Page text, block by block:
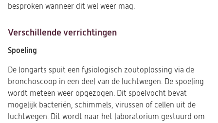
besproken wanneer dit wel weer mag.
Verschillende verrichtingen
Spoeling
De longarts spuit een fysiologisch zoutoplossing via de
bronchoscoop in een deel van de luchtwegen. De spoeling
wordt meteen weer opgezogen. Dit spoelvocht bevat
mogelijk bacteriën, schimmels, virussen of cellen uit de
luchtwegen. Dit wordt naar het laboratorium gestuurd om